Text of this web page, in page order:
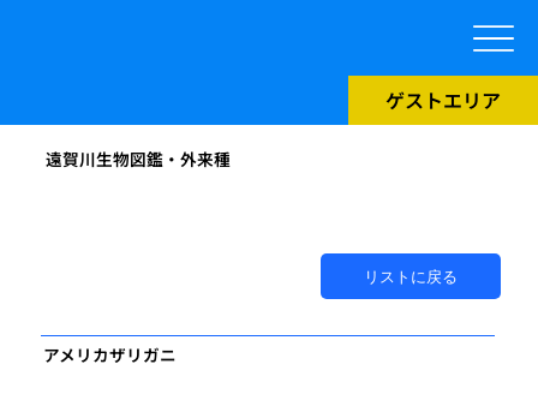
ゲストエリア
遠賀川生物図鑑・外来種
リストに戻る
アメリカザリガニ